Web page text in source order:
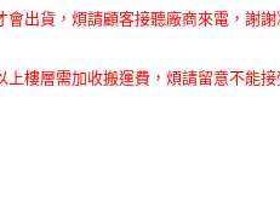
出貨，煩請顧客接聽廠商來電，謝謝
上樓層需加收搬運費，煩請留意不能接